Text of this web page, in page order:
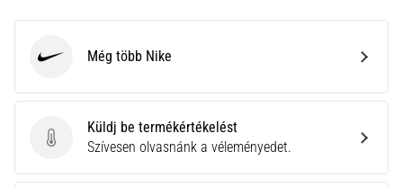
Küldj be termékértékelést
Küldj be termékértékelést
Szívesen olvasnánk a véleményedet.
Még több Nike